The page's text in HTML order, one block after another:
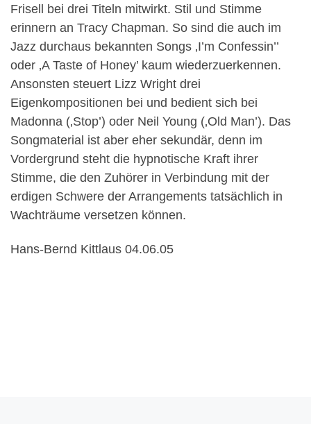
Frisell bei drei Titeln mitwirkt. Stil und Stimme
erinnern an Tracy Chapman. So sind die auch im
Jazz durchaus bekannten Songs ‚I’m Confessin’’
oder ‚A Taste of Honey’ kaum wiederzuerkennen.
Ansonsten steuert Lizz Wright drei
Eigenkompositionen bei und bedient sich bei
Madonna (‚Stop’) oder Neil Young (‚Old Man’). Das
Songmaterial ist aber eher sekundär, denn im
Vordergrund steht die hypnotische Kraft ihrer
Stimme, die den Zuhörer in Verbindung mit der
erdigen Schwere der Arrangements tatsächlich in
Wachträume versetzen können.
Hans-Bernd Kittlaus 04.06.05